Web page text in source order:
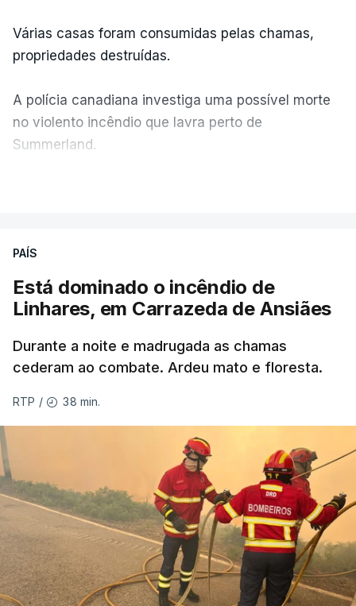
Várias casas foram consumidas pelas chamas,
propriedades destruídas.
A polícia canadiana investiga uma possível morte
no violento incêndio que lavra perto de
Summerland.
ERRO100
ERROR ON HTML5 MEDIA ELEMENT
ESTE CONTEÚDO ESTÁ NESTE
MOMENTO INDISPONÍVEL
As autoridades canadianas estimam que vai levar
dias ou semanas para controlar o fogo. Mais de
dois mil operacionais estão no terreno no combate
às chamas.
PAÍS
Está dominado o incêndio de
Linhares, em Carrazeda de Ansiães
Durante a noite e madrugada as chamas
cederam ao combate. Ardeu mato e floresta.
RTP / 38 min.